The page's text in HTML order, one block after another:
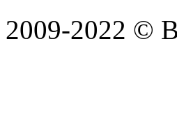
2009-2022 ©